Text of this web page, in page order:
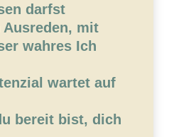
darfst
Ausreden, mit
wahres Ich
wartet auf
bereit bist, dich